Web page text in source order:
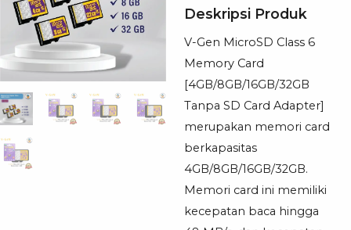
Deskripsi Produk
V-Gen MicroSD Class 6
Memory Card
[4GB/8GB/16GB/32GB
Tanpa SD Card Adapter]
merupakan memori card
berkapasitas
4GB/8GB/16GB/32GB.
Memori card ini memiliki
kecepatan baca hingga